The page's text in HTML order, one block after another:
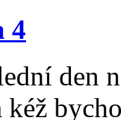
4
den
kéž